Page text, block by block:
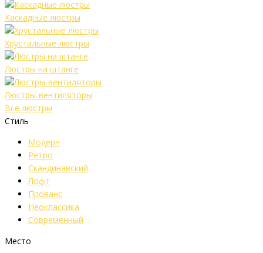
Каскадные люстры
Хрустальные люстры
Люстры на штанге
Люстры-вентиляторы
Все люстры
Стиль
Модерн
Ретро
Скандинавский
Лофт
Прованс
Неоклассика
Современный
Место